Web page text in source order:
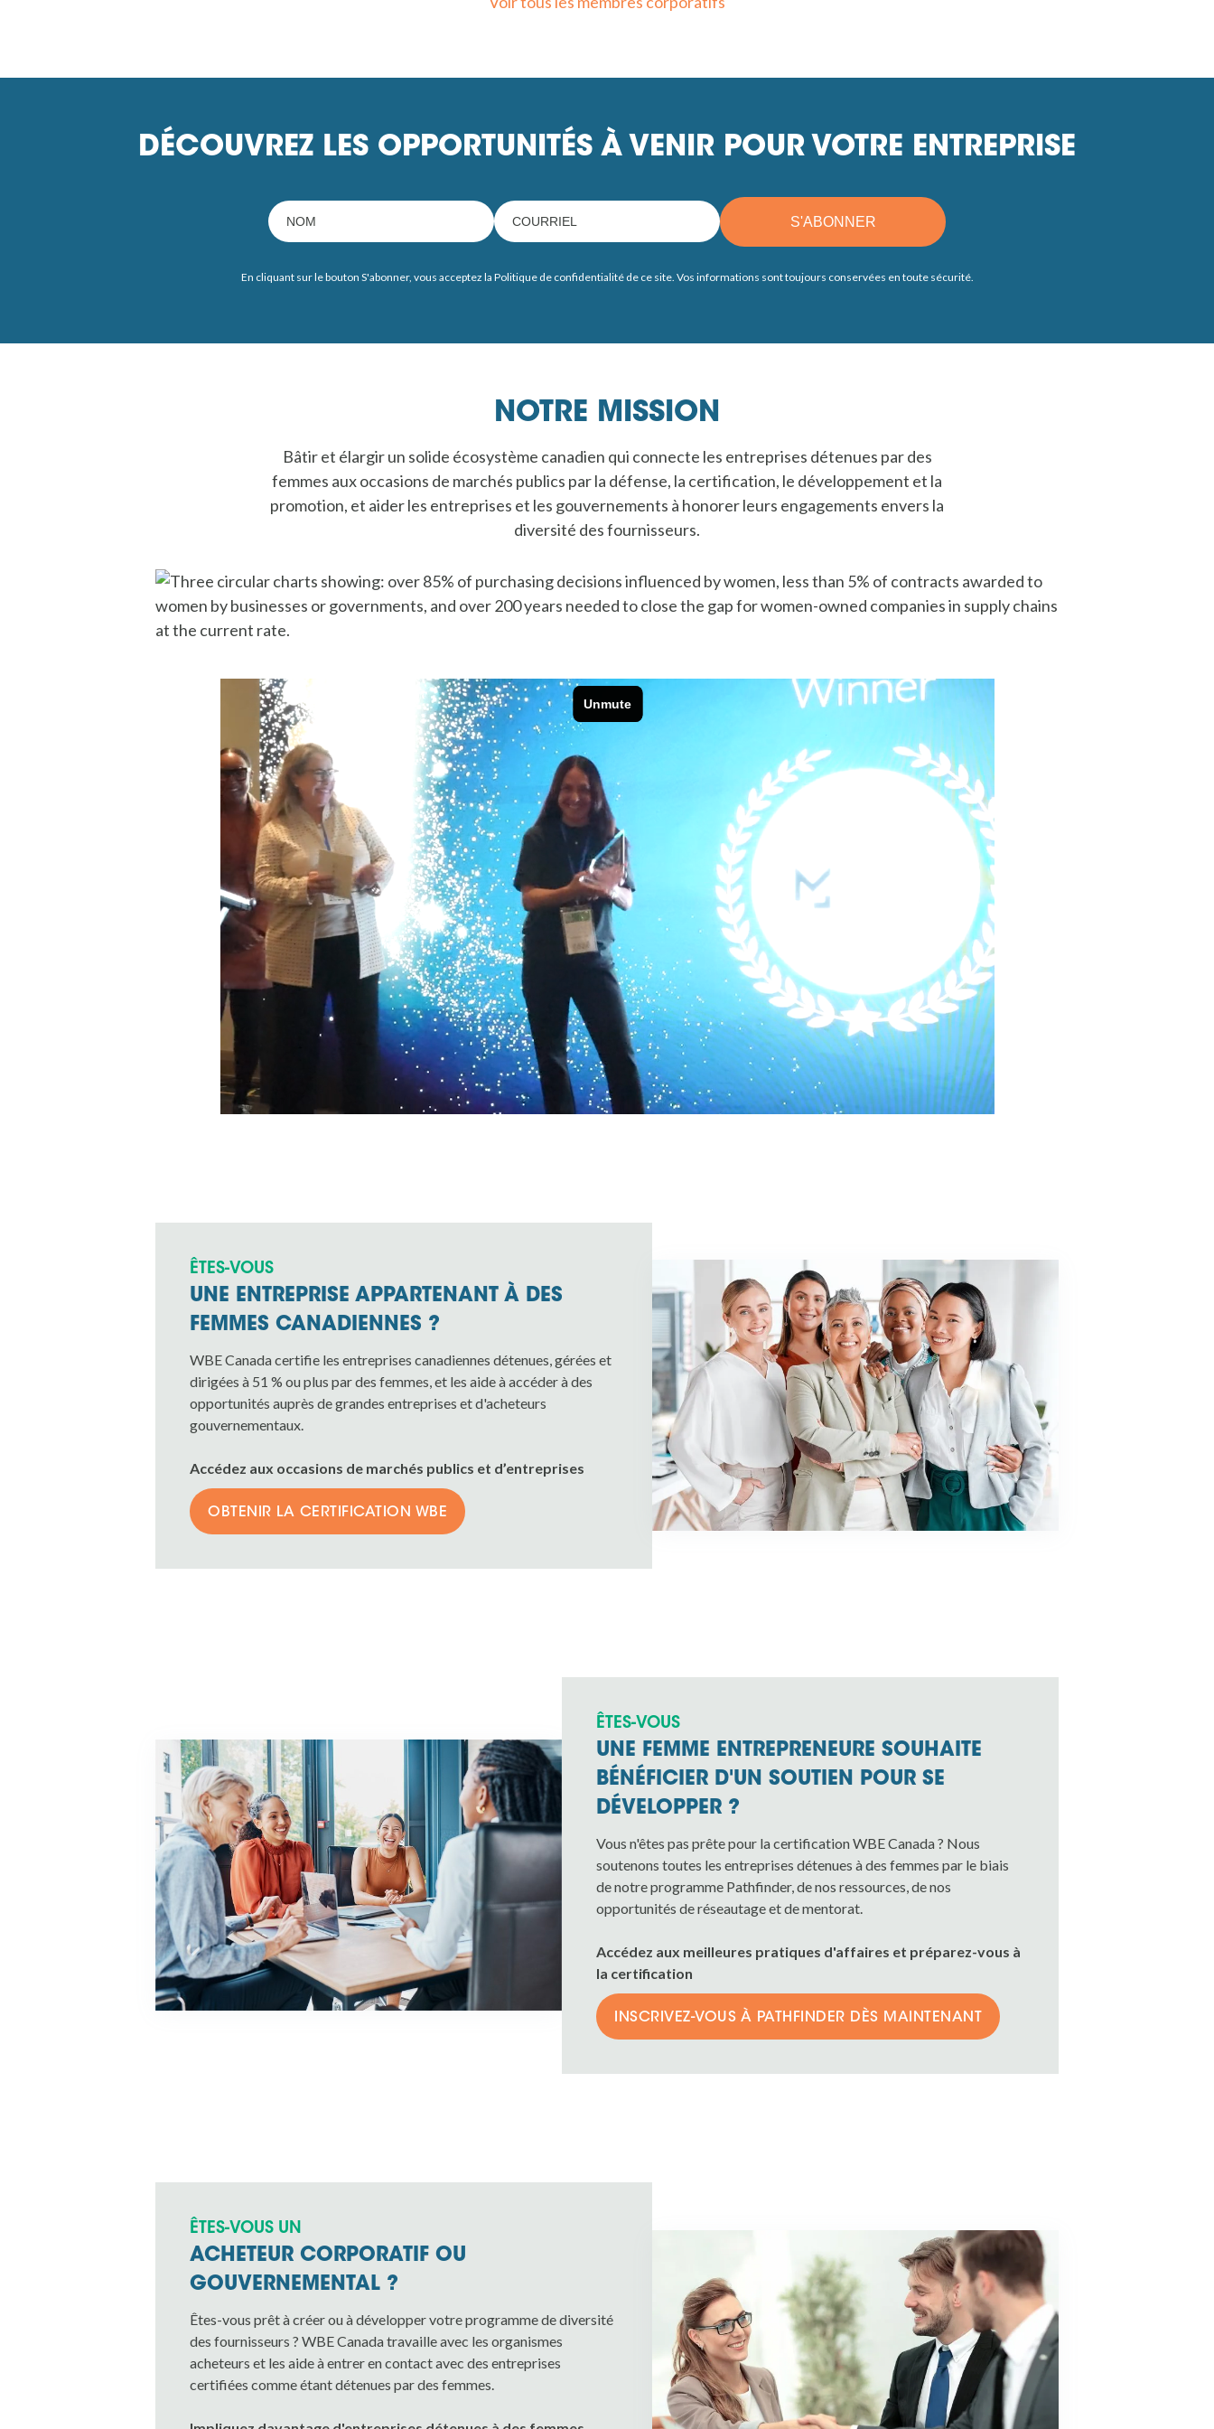
DÉCOUVREZ LES OPPORTUNITÉS À VENIR POUR VOTRE ENTREPRISE
S'ABONNER
En cliquant sur le bouton S'abonner, vous acceptez la Politique de confidentialité de ce site. Vos informations sont toujours conservées en toute sécurité.
NOTRE MISSION
Bâtir et élargir un solide écosystème canadien qui connecte les entreprises détenues par des
femmes aux occasions de marchés publics par la défense, la certification, le développement et la
promotion, et aider les entreprises et les gouvernements à honorer leurs engagements envers la
diversité des fournisseurs.
ÊTES-VOUS
UNE ENTREPRISE APPARTENANT À DES
FEMMES CANADIENNES ?
WBE Canada certifie les entreprises canadiennes détenues, gérées et
dirigées à 51 % ou plus par des femmes, et les aide à accéder à des
opportunités auprès de grandes entreprises et d'acheteurs
gouvernementaux.
Accédez aux occasions de marchés publics et d’entreprises
OBTENIR LA CERTIFICATION WBE
ÊTES-VOUS
UNE FEMME ENTREPRENEURE SOUHAITE
BÉNÉFICIER D'UN SOUTIEN POUR SE
DÉVELOPPER ?
Vous n'êtes pas prête pour la certification WBE Canada ? Nous
soutenons toutes les entreprises détenues à des femmes par le biais
de notre programme Pathfinder, de nos ressources, de nos
opportunités de réseautage et de mentorat.
Accédez aux meilleures pratiques d'affaires et préparez-vous à
la certification
INSCRIVEZ-VOUS À PATHFINDER DÈS MAINTENANT
ÊTES-VOUS UN
ACHETEUR CORPORATIF OU
GOUVERNEMENTAL ?
Êtes-vous prêt à créer ou à développer votre programme de diversité
des fournisseurs ? WBE Canada travaille avec les organismes
acheteurs et les aide à entrer en contact avec des entreprises
certifiées comme étant détenues par des femmes.